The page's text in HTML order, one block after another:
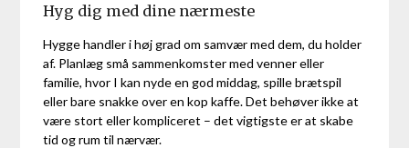
Hyg dig med dine nærmeste
Hygge handler i høj grad om samvær med dem, du holder
af. Planlæg små sammenkomster med venner eller
familie, hvor I kan nyde en god middag, spille brætspil
eller bare snakke over en kop kaffe. Det behøver ikke at
være stort eller kompliceret – det vigtigste er at skabe
tid og rum til nærvær.